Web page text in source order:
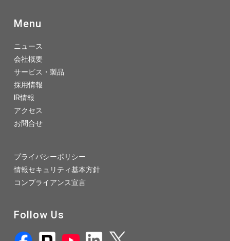
Menu
ニュース
会社概要
サービス・製品
採用情報
IR情報
アクセス
お問合せ
プライバシーポリシー
情報セキュリティ基本方針
コンプライアンス宣言
Follow Us